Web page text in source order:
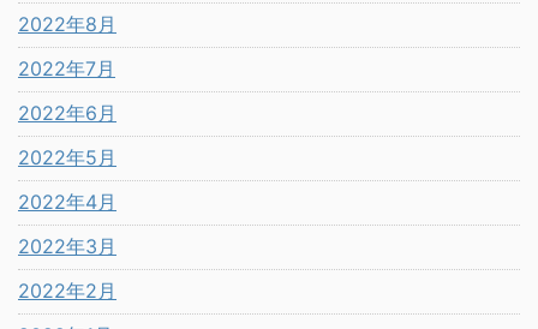
2022年8月
2022年7月
2022年6月
2022年5月
2022年4月
2022年3月
2022年2月